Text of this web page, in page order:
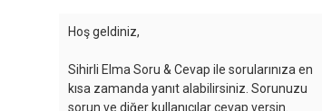
Hoş geldiniz,
Sihirli Elma Soru & Cevap ile sorularınıza en
kısa zamanda yanıt alabilirsiniz. Sorunuzu
sorun ve diğer kullanıcılar cevap versin.